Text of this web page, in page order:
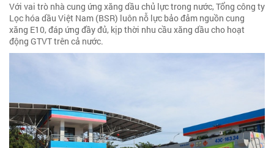
Với vai trò nhà cung ứng xăng dầu chủ lực trong nước, Tổng công ty
Lọc hóa dầu Việt Nam (BSR) luôn nỗ lực bảo đảm nguồn cung
xăng E10, đáp ứng đầy đủ, kịp thời nhu cầu xăng dầu cho hoạt
động GTVT trên cả nước.